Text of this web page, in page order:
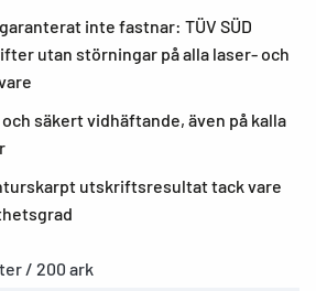
inte fastnar: TÜV SÜD
utan störningar på alla laser- och
säkert vidhäftande, även på kalla
utskriftsresultat tack vare
/ 200 ark